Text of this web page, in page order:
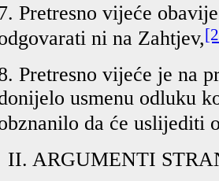
Pretresno vijeće
ni na Zahtjev,
Pretresno vijeće je na
usmenu odluku
da će uslijediti
II. ARGUMENTI